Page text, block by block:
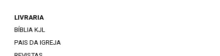
LIVRARIA
BÍBLIA KJL
PAIS DA IGREJA